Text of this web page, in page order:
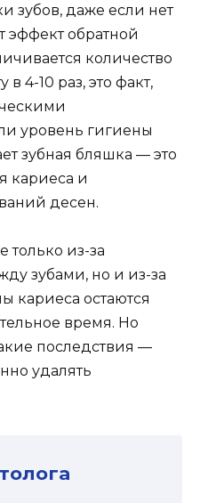
зубов, даже если нет
эффект обратной
количество
4-10 раз, это факт,
уровень гигиены
зубная бляшка — это
кариеса и
десен.
только из-за
зубами, но и из-за
кариеса остаются
время. Но
последствия —
удалять